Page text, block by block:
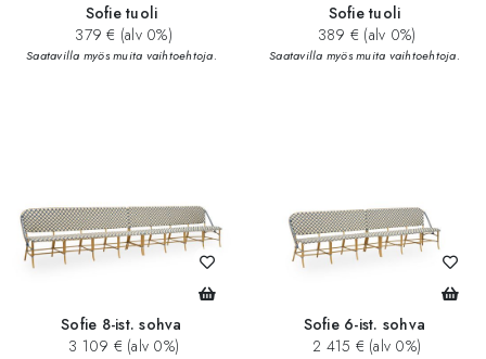
Sofie tuoli
379 € (alv 0%)
Saatavilla myös muita vaihtoehtoja.
Sofie tuoli
389 € (alv 0%)
Saatavilla myös muita vaihtoehtoja.
Sofie 8-ist. sohva
3 109 € (alv 0%)
Sofie 6-ist. sohva
2 415 € (alv 0%)